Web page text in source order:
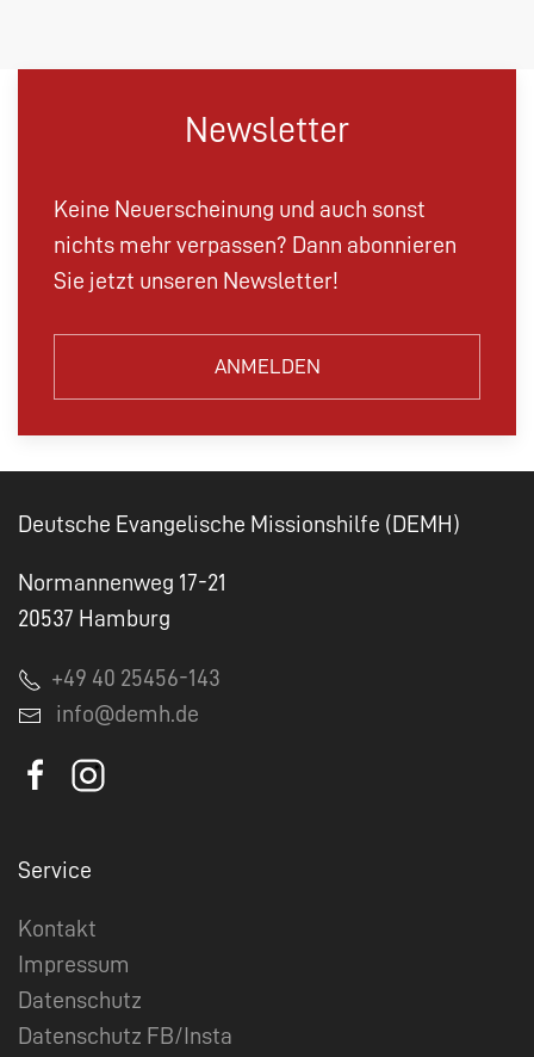
Newsletter
Keine Neuerscheinung und auch sonst
nichts mehr verpassen? Dann abonnieren
Sie jetzt unseren Newsletter!
ANMELDEN
Deutsche Evangelische Missionshilfe (DEMH)
Normannenweg 17-21
20537 Hamburg
+49 40 25456-143
info@demh.de
Service
Kontakt
Impressum
Datenschutz
Datenschutz FB/Insta